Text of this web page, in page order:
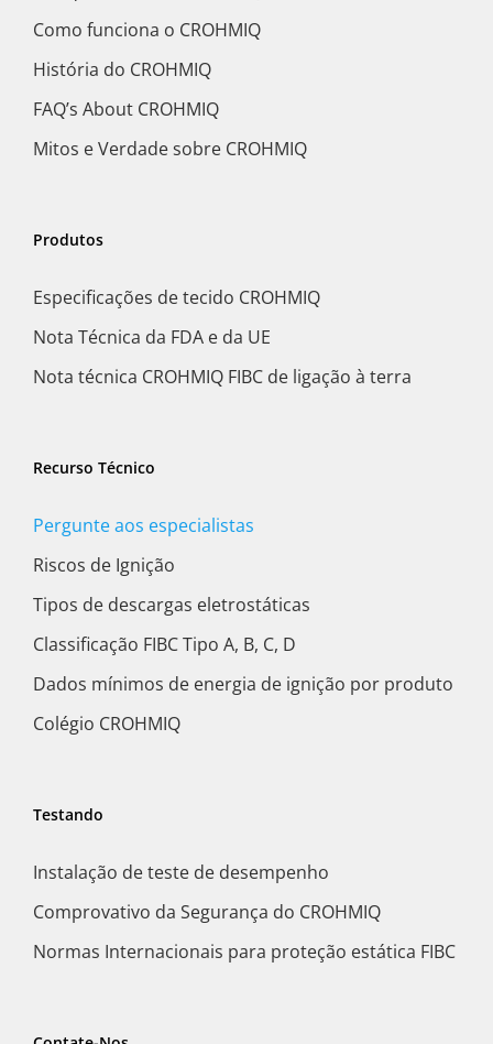
Como funciona o CROHMIQ
História do CROHMIQ
FAQ’s About CROHMIQ
Mitos e Verdade sobre CROHMIQ
Produtos
Especificações de tecido CROHMIQ
Nota Técnica da FDA e da UE
Nota técnica CROHMIQ FIBC de ligação à terra
Recurso Técnico
Pergunte aos especialistas
Riscos de Ignição
Tipos de descargas eletrostáticas
Classificação FIBC Tipo A, B, C, D
Dados mínimos de energia de ignição por produto
Colégio CROHMIQ
Testando
Instalação de teste de desempenho
Comprovativo da Segurança do CROHMIQ
Normas Internacionais para proteção estática FIBC